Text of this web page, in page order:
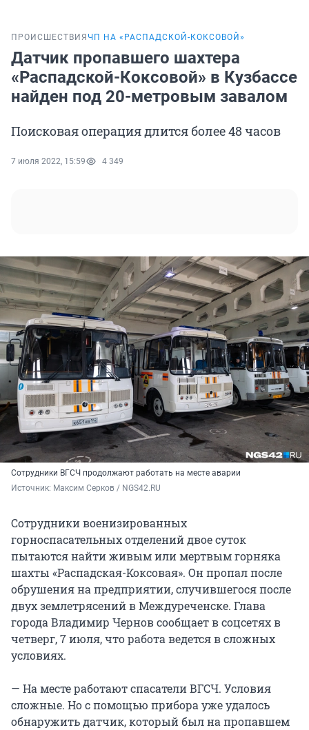
ПРОИСШЕСТВИЯ ЧП НА «РАСПАДСКОЙ-КОКСОВОЙ»
Датчик пропавшего шахтера
«Распадской-Коксовой» в Кузбассе
найден под 20-метровым завалом
Поисковая операция длится более 48 часов
7 июля 2022, 15:59 4 349
Сотрудники ВГСЧ продолжают работать на месте аварии
Источник: Максим Серков / NGS42.RU
Сотрудники военизированных
горноспасательных отделений двое суток
пытаются найти живым или мертвым горняка
шахты «Распадская-Коксовая». Он пропал после
обрушения на предприятии, случившегося после
двух землетрясений в Междуреченске. Глава
города Владимир Чернов сообщает в соцсетях в
четверг, 7 июля, что работа ведется в сложных
условиях.
— На месте работают спасатели ВГСЧ. Условия
сложные. Но с помощью прибора уже удалось
обнаружить датчик, который был на пропавшем